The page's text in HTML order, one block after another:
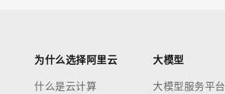
为什么选择阿里云
什么是云计算
大模型
大模型服务平台